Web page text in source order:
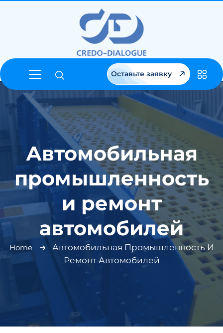
Оставьте заявку
Автомобильная
промышленность
и ремонт
автомобилей
Home
Автомобильная Промышленность И
Ремонт Автомобилей